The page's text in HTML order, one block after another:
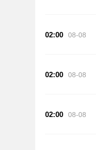
02:00 08-08
02:00 08-08
02:00 08-08